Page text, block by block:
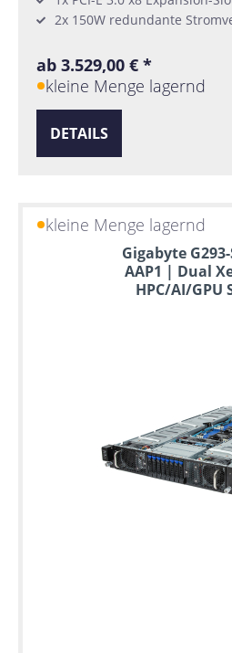
2x 150W redundante
ab 3.529,00 € *
kleine Menge lagernd
DETAILS
kleine Menge lagernd
Gigabyte
AAP1 | Dual
HPC/AI/GPU